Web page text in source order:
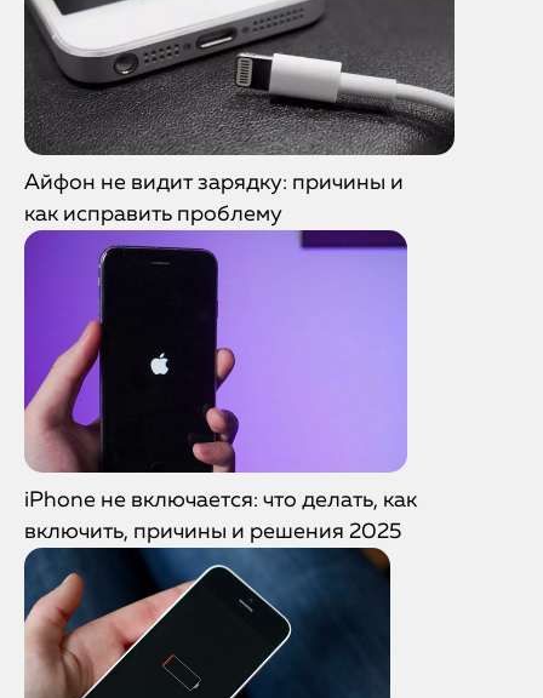
Айфон не видит зарядку: причины и
как исправить проблему
iPhone не включается: что делать, как
включить, причины и решения 2025